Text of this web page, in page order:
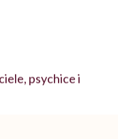
psychice i